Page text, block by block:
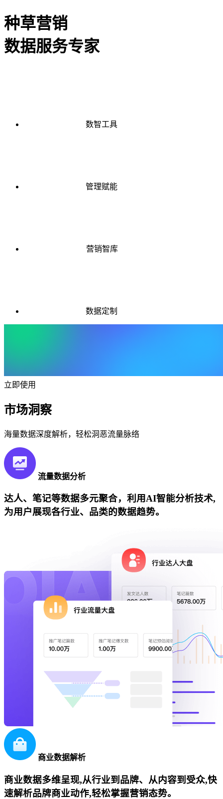
种草营销
数据服务专家
数智工具
管理赋能
营销智库
数据定制
立即使用
市场洞察
海量数据深度解析，轻松洞恶流量脉络
流量数据分析
达人、笔记等数据多元聚合，利用AI智能分析技术,
为用户展现各行业、品类的数据趋势。
商业数据解析
商业数据多维呈现,从行业到品牌、从内容到受众,快
速解析品牌商业动作,轻松掌握营销态势。